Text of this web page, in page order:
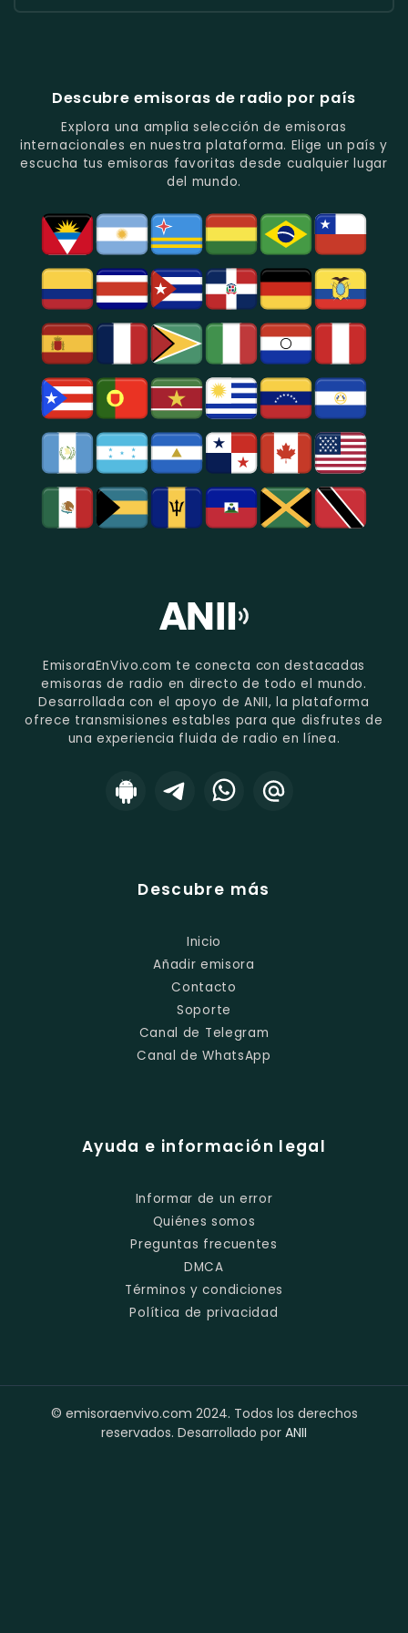
Música
Del
Recuerdo
En
Quito.
Estación
De
Los
Deportes
En
Guayaquil.
Populares
Y
Folclore
En
Azogues.
Descubre emisoras de radio por país
Explora una amplia selección de emisoras
internacionales en nuestra plataforma. Elige un país y
escucha tus emisoras favoritas desde cualquier lugar
del mundo.
EmisoraEnVivo.com te conecta con destacadas
emisoras de radio en directo de todo el mundo.
Desarrollada con el apoyo de ANII, la plataforma
ofrece transmisiones estables para que disfrutes de
una experiencia fluida de radio en línea.
Descubre más
Inicio
Añadir emisora
Contacto
Soporte
Canal de Telegram
Canal de WhatsApp
Ayuda e información legal
Informar de un error
Quiénes somos
Preguntas frecuentes
DMCA
Términos y condiciones
Política de privacidad
© emisoraenvivo.com 2024. Todos los derechos
reservados. Desarrollado por ANII